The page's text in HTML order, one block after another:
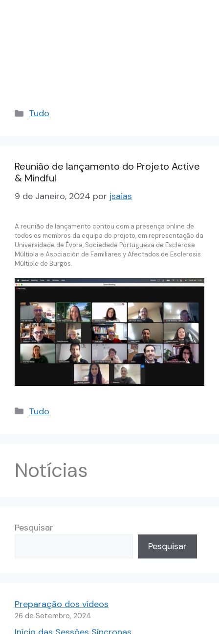
Categorias
Tudo
Reunião de lançamento do Projeto Active
& Mindful
9 de Janeiro, 2024 por jsaias
A reunião de lançamento contou com a presença online de
todos os membros da equipa do projeto, em representação da
Universidade de Évora, Sociedade Portuguesa de Esclerose
Múltipla e Asociación de Familiares y Afectados de Esclerosis
Múltiple de Burgos.
Categorias
Tudo
Notícias
Pesquisar
Pesquisar
Preparação dos vídeos
26 de Setembro, 2024